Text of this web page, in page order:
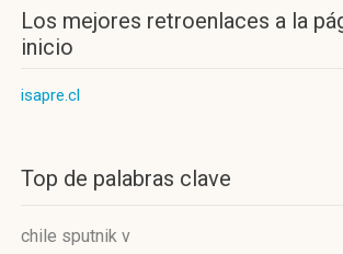
Los mejores retroenlaces a la
inicio
isapre.cl
Top de palabras clave
chile sputnik v